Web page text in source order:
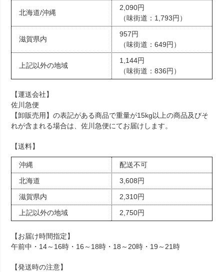
北海道/沖縄
2,090円
（味街道：1,793円）
滋賀県内
957円
（味街道：649円）
上記以外の地域
1,144円
（味街道：836円）
【運送会社】
佐川急便
【卸販売用】の表記がある商品で重量が15kg以上の商品及びそ
れが含まれる場合は、佐川急便にてお届けします。
【送料】
沖縄
配送不可
北海道
3,608円
滋賀県内
2,310円
上記以外の地域
2,750円
【お届け時間指定】
午前中・14～16時・16～18時・18～20時・19～21時
【発送時の注意】